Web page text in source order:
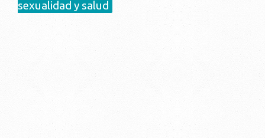
sexualidad y salud